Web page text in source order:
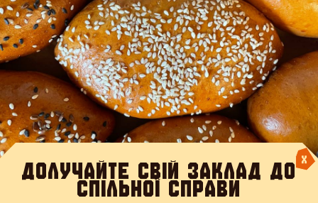
ДОЛУЧАЙТЕ СВІЙ ЗАКЛАД ДО
СПІЛЬНОЇ СПРАВИ